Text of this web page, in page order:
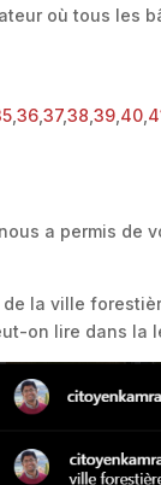
où tous les
,36 ,37,38 ,39 40
nous a permis de
la ville
on lire dans la